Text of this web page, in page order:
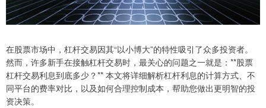
在股票市场中，杠杆交易因其“以小博大”的特性吸引了众多投资者。
然而，许多新手在接触杠杆交易时，最关心的问题之一就是：**股票
杠杆交易利息到底多少？** 本文将详细解析杠杆利息的计算方式、不
同平台的费率对比，以及如何合理控制成本，帮助您做出更明智的投
资决策。